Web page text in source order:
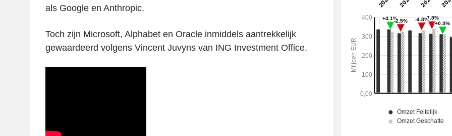
als Google en Anthropic.
Toch zijn Microsoft, Alphabet en Oracle inmiddels aantrekkelijk
gewaardeerd volgens Vincent Juvyns van ING Investment Office.